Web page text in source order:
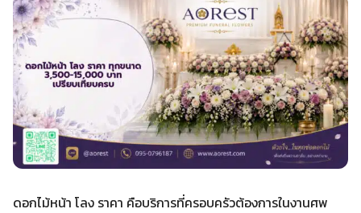
ดอกไม้หน้า โลง ราคา คือบริการที่ครอบครัวต้องการในงานศพ